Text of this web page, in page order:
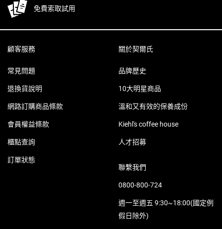
免費索取試用
顧客服務
常見問題
退換貨說明
網路訂購商品條款
會員權益條款
櫃點查詢
訂單狀態
關於契爾氏
品牌歷史
10大明星商品
溫和又有效的保養成份
Kiehl's coffee house
人才招募
聯繫我們
0800-800-724
週一至週五 9:30~18:00(國定例
假日除外)